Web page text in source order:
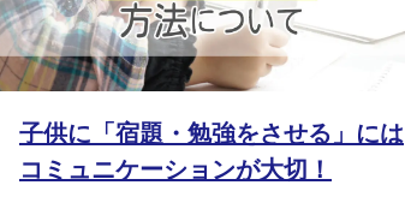
子供に「宿題・勉強をさせる」には
コミュニケーションが大切！